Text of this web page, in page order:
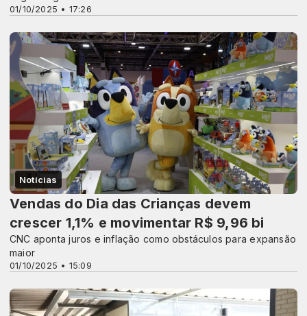
01/10/2025 • 17:26
Notícias
01/10/2025 • 15:09
Vendas do Dia das Crianças devem
crescer 1,1% e movimentar R$ 9,96 bi
CNC aponta juros e inflação como obstáculos para expansão
maior